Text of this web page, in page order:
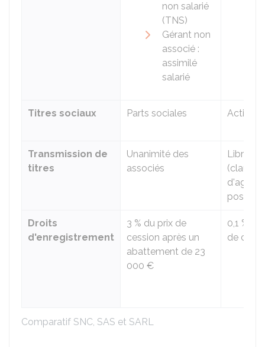
Comparatif SNC, SAS et SARL
non salarié
(TNS)
Gérant non
associé :
assimilé
salarié
Titres sociaux Parts sociales Actions
Transmission de
titres
Unanimité des
associés
Libre
(clause
Droits
d'enregistrement
3 % du prix de
cession après un
abattement de 23
000 €
0,1 %
de